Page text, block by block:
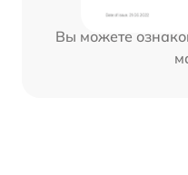
Вы можете